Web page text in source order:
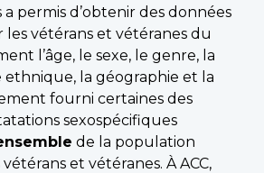
a permis d’obtenir des données
les vétérans et vétéranes du
l’âge, le sexe, le genre, la
ethnique, la géographie et la
fourni certaines des
sexospécifiques
de la population
et vétéranes. À ACC,